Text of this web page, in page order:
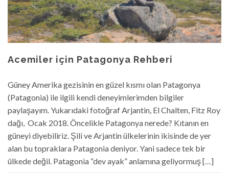
Acemiler için Patagonya Rehberi
Güney Amerika gezisinin en güzel kısmı olan Patagonya
(Patagonia) ile ilgili kendi deneyimlerimden bilgiler
paylaşayım. Yukarıdaki fotoğraf Arjantin, El Chalten, Fitz Roy
dağı, Ocak 2018. Öncelikle Patagonya nerede? Kıtanın en
güneyi diyebiliriz. Şili ve Arjantin ülkelerinin ikisinde de yer
alan bu topraklara Patagonia deniyor. Yani sadece tek bir
ülkede değil. Patagonia “dev ayak” anlamına geliyormuş […]